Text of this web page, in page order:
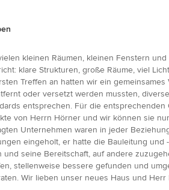
kleinen Räumen, kleinen Fenstern
klare Strukturen, große Räume, viel
Treffen an hatten wir ein
oder versetzt werden mussten,
entsprechen. Für die
von Herrn Hörner und wir können sie
Unternehmen waren in jeder
eingeholt, er hatte die Bauleitung
seine Bereitschaft, auf andere
stellenweise bessere gefunden und
Wir lieben unser neues Haus und